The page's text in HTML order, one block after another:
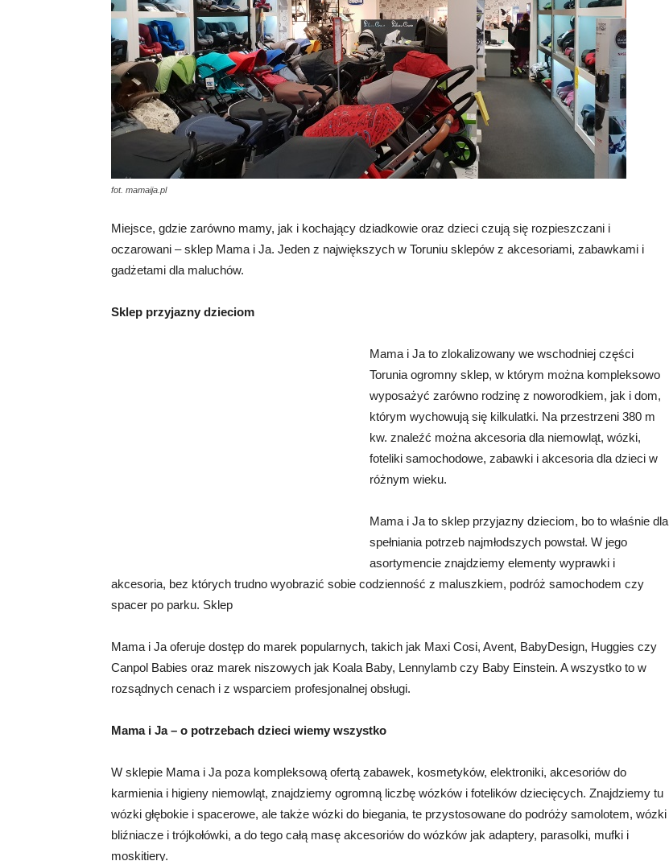
fot. mamaija.pl
Miejsce, gdzie zarówno mamy, jak i kochający dziadkowie oraz dzieci czują się rozpieszczani i
oczarowani – sklep Mama i Ja. Jeden z największych w Toruniu sklepów z akcesoriami, zabawkami i
gadżetami dla maluchów.
Sklep przyjazny dzieciom
Mama i Ja to zlokalizowany we wschodniej części
Torunia ogromny sklep, w którym można kompleksowo
wyposażyć zarówno rodzinę z noworodkiem, jak i dom,
którym wychowują się kilkulatki. Na przestrzeni 380 m
kw. znaleźć można akcesoria dla niemowląt, wózki,
foteliki samochodowe, zabawki i akcesoria dla dzieci w
różnym wieku.
Mama i Ja to sklep przyjazny dzieciom, bo to właśnie dla
spełniania potrzeb najmłodszych powstał. W jego
asortymencie znajdziemy elementy wyprawki i
akcesoria, bez których trudno wyobrazić sobie codzienność z maluszkiem, podróż samochodem czy
spacer po parku. Sklep
Mama i Ja oferuje dostęp do marek popularnych, takich jak Maxi Cosi, Avent, BabyDesign, Huggies czy
Canpol Babies oraz marek niszowych jak Koala Baby, Lennylamb czy Baby Einstein. A wszystko to w
rozsądnych cenach i z wsparciem profesjonalnej obsługi.
Mama i Ja – o potrzebach dzieci wiemy wszystko
W sklepie Mama i Ja poza kompleksową ofertą zabawek, kosmetyków, elektroniki, akcesoriów do
karmienia i higieny niemowląt, znajdziemy ogromną liczbę wózków i fotelików dziecięcych. Znajdziemy tu
wózki głębokie i spacerowe, ale także wózki do biegania, te przystosowane do podróży samolotem, wózki
bliźniacze i trójkołówki, a do tego całą masę akcesoriów do wózków jak adaptery, parasolki, mufki i
moskitiery.